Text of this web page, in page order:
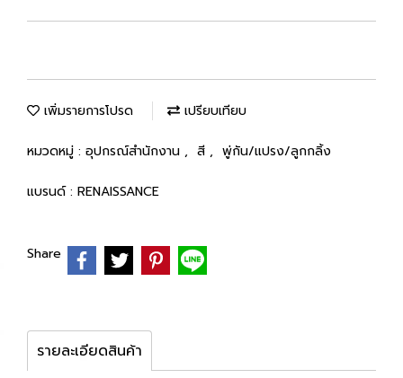
เพิ่มรายการโปรด เปรียบเทียบ
หมวดหมู่ : อุปกรณ์สำนักงาน , สี , พู่กัน/แปรง/ลูกกลิ้ง
แบรนด์ : RENAISSANCE
Share
รายละเอียดสินค้า